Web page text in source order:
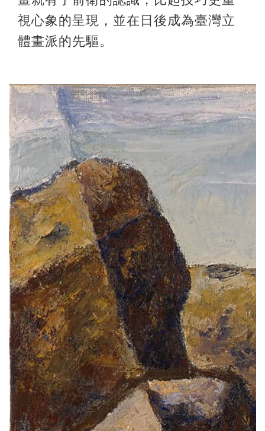
視心象的呈現，並在日後成為臺灣立
體畫派的先驅。